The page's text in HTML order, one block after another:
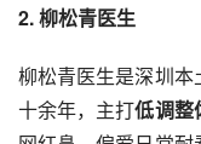
2. 柳松青医生
柳松青医生是深圳
十余年，主打低调整